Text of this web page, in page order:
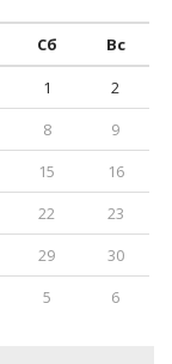
Сб
Вс
1
2
8
9
15
16
22
23
29
30
5 6